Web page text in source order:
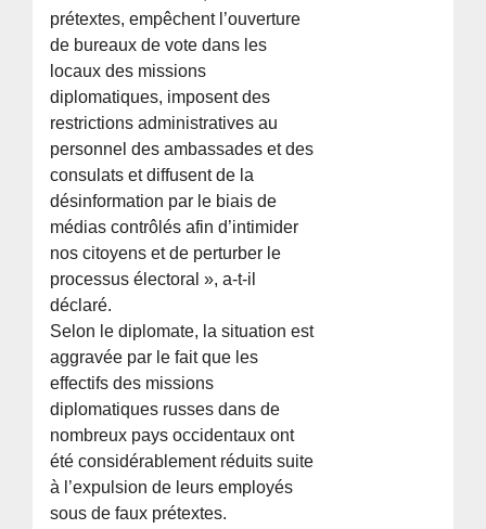
prétextes, empêchent l’ouverture
de bureaux de vote dans les
locaux des missions
diplomatiques, imposent des
restrictions administratives au
personnel des ambassades et des
consulats et diffusent de la
désinformation par le biais de
médias contrôlés afin d’intimider
nos citoyens et de perturber le
processus électoral », a-t-il
déclaré.
Selon le diplomate, la situation est
aggravée par le fait que les
effectifs des missions
diplomatiques russes dans de
nombreux pays occidentaux ont
été considérablement réduits suite
à l’expulsion de leurs employés
sous de faux prétextes.